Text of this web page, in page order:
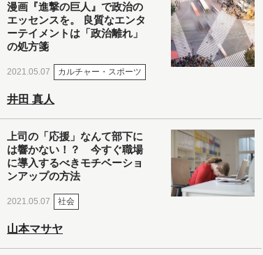
漫画『進撃の巨人』で政治の
エッセンスを。 良質なエンタ
ーテイメントは「政治離れ」
の処方箋
2021.05.07 カルチャー・スポーツ
井田 真人
上司の「応援」なんて部下に
は響かない！？ 今すぐ職場
に導入するべきモチベーショ
ンアップの方法
2021.05.07 社会
山本マサヤ